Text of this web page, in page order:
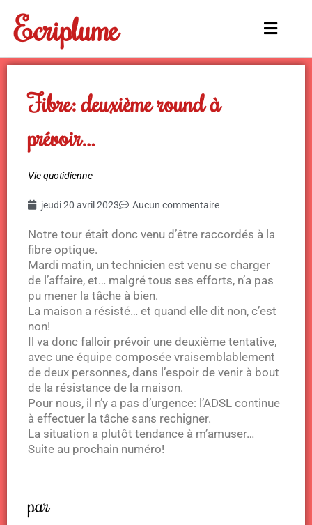
contenu
Ecriplume
Main
Fibre: deuxième round à
prévoir…
Vie quotidienne
jeudi 20 avril 2023 Aucun commentaire
Notre tour était donc venu d’être raccordés à la
fibre optique.
Mardi matin, un technicien est venu se charger
de l’affaire, et… malgré tous ses efforts, n’a pas
pu mener la tâche à bien.
La maison a résisté… et quand elle dit non, c’est
non!
Il va donc falloir prévoir une deuxième tentative,
avec une équipe composée vraisemblablement
de deux personnes, dans l’espoir de venir à bout
de la résistance de la maison.
Pour nous, il n’y a pas d’urgence: l’ADSL continue
à effectuer la tâche sans rechigner.
La situation a plutôt tendance à m’amuser…
Suite au prochain numéro!
par